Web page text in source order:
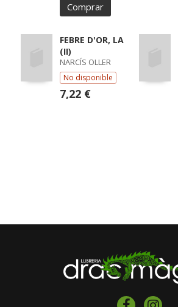
Comprar
FEBRE D'OR, LA
(II)
NARCÍS OLLER
No disponible
7,22 €